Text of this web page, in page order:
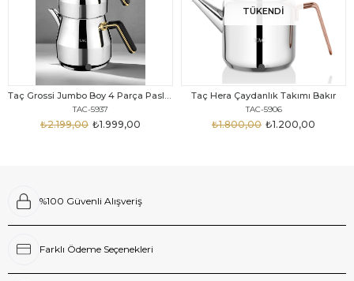
Taç Grossi Jumbo Boy 4 Parça Paslanmaz Çelik Çaydanlık Takımı Gold 2.00-3.50lt
TAC-5937
₺1.999,00
₺2.199,00
TÜKENDI
Taç Hera Çaydanlık Takımı Bakır
TAC-5906
₺1.200,00
₺1.800,00
%100 Güvenli Alışveriş
Farklı Ödeme Seçenekleri